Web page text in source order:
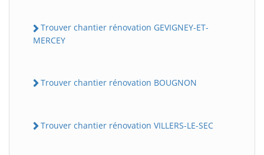
Trouver chantier rénovation GEVIGNEY-ET-
MERCEY
Trouver chantier rénovation BOUGNON
Trouver chantier rénovation VILLERS-LE-SEC